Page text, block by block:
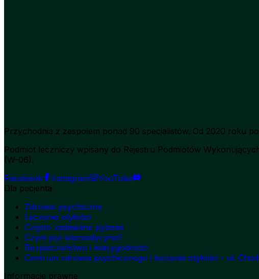
Przychodnia z zespołem ponad 90 specjalistów. Od 2020 roku
Podmiot leczniczy wpisany do Rejestru Podmiotów
(W-06).
Facebook
Instagram
YouTube
Dla pacjenta
Zdrowie psychiczne
Leczenie otyłości
Często zadawane pytania
Czym jest telemedycyna?
Bezpieczeństwo i wiarygodność
Centrum zdrowia psychicznego i leczenia otyłości - ul.
Informacje prawne